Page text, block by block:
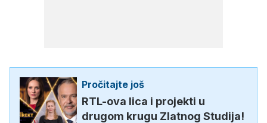
Pročitajte još
RTL-ova lica i projekti u
drugom krugu Zlatnog Studija!